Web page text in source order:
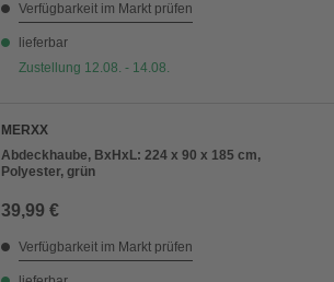
Verfügbarkeit im Markt prüfen
lieferbar
Zustellung 12.08. - 14.08.
MERXX
Abdeckhaube, BxHxL: 224 x 90 x 185 cm,
Polyester, grün
39,99 €
Verfügbarkeit im Markt prüfen